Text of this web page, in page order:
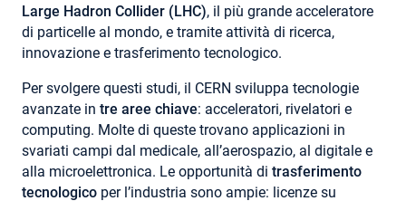
Large Hadron Collider (LHC), il più grande acceleratore
di particelle al mondo, e tramite attività di ricerca,
innovazione e trasferimento tecnologico.
Per svolgere questi studi, il CERN sviluppa tecnologie
avanzate in tre aree chiave: acceleratori, rivelatori e
computing. Molte di queste trovano applicazioni in
svariati campi dal medicale, all’aerospazio, al digitale e
alla microelettronica. Le opportunità di trasferimento
tecnologico per l’industria sono ampie: licenze su